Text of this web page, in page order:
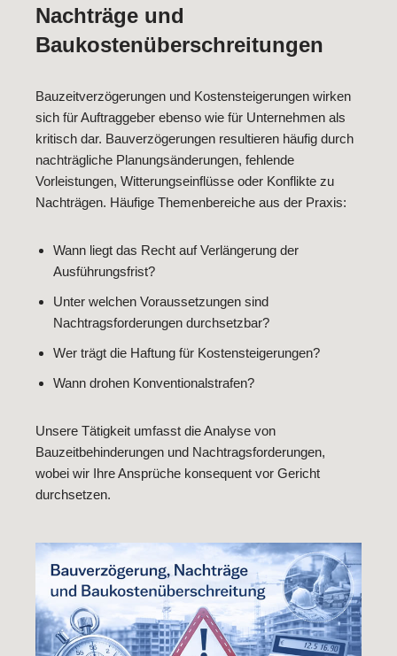
Nachträge und
Baukostenüberschreitungen
Bauzeitverzögerungen und Kostensteigerungen wirken
sich für Auftraggeber ebenso wie für Unternehmen als
kritisch dar. Bauverzögerungen resultieren häufig durch
nachträgliche Planungsänderungen, fehlende
Vorleistungen, Witterungseinflüsse oder Konflikte zu
Nachträgen. Häufige Themenbereiche aus der Praxis:
Wann liegt das Recht auf Verlängerung der
Ausführungsfrist?
Unter welchen Voraussetzungen sind
Nachtragsforderungen durchsetzbar?
Wer trägt die Haftung für Kostensteigerungen?
Wann drohen Konventionalstrafen?
Unsere Tätigkeit umfasst die Analyse von
Bauzeitbehinderungen und Nachtragsforderungen,
wobei wir Ihre Ansprüche konsequent vor Gericht
durchsetzen.